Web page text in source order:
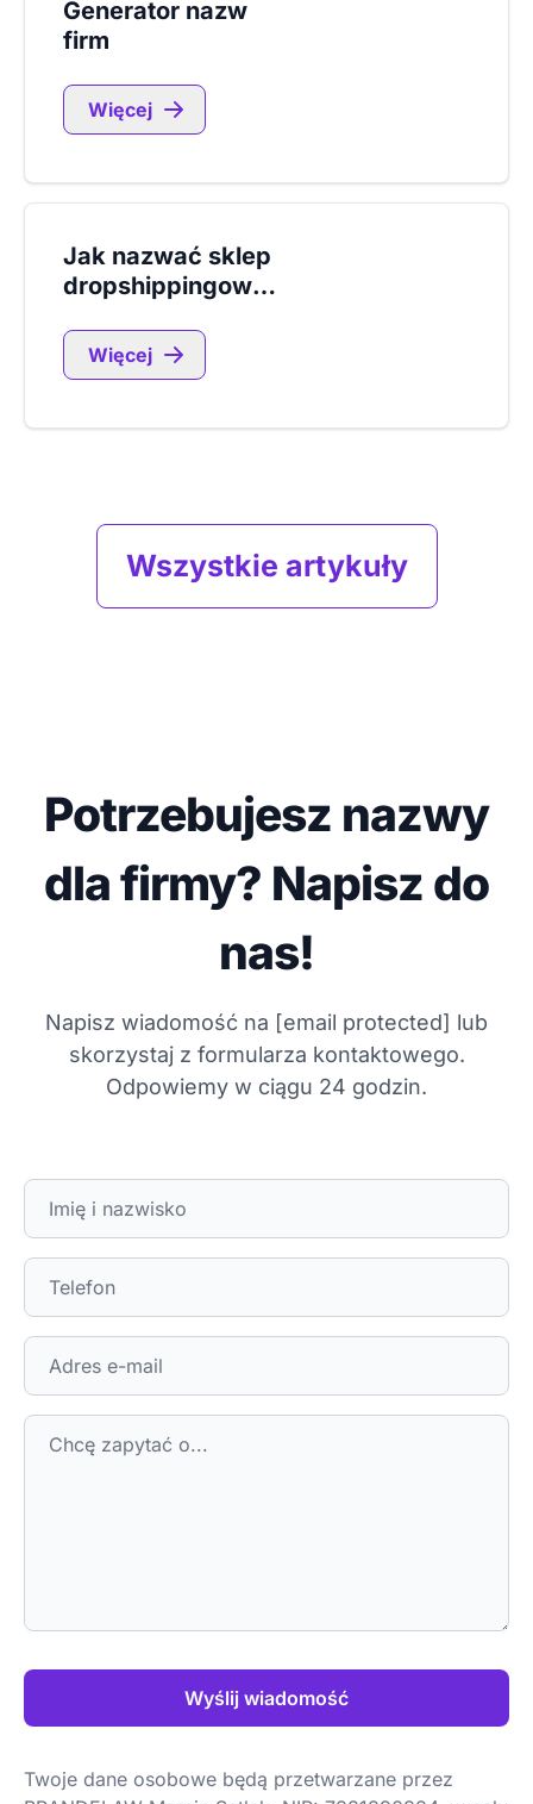
Generator nazw
firm
Więcej
Jak nazwać sklep
dropshippingowy?
Więcej
Wszystkie artykuły
Potrzebujesz nazwy
dla firmy? Napisz do
nas!
Napisz wiadomość na [email protected] lub
skorzystaj z formularza kontaktowego.
Odpowiemy w ciągu 24 godzin.
Wyślij wiadomość
Twoje dane osobowe będą przetwarzane przez